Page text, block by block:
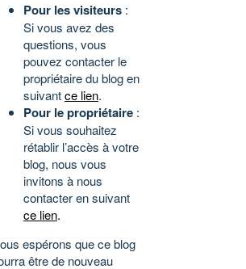
Pour les visiteurs :
Si vous avez des
questions, vous
pouvez contacter le
propriétaire du blog en
suivantce lien.
Pour le propriétaire :
Si vous souhaitez
rétablir l’accès à votre
blog, nous vous
invitons à nous
contacter en suivant
ce lien.
espérons que ce blog
être de nouveau